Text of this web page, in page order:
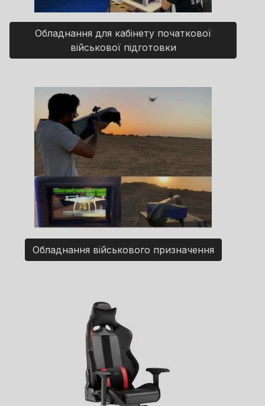
Обладнання для кабінету початкової
військової підготовки
Обладнання військового призначення